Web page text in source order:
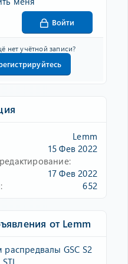
Войти
нет учётной записи?
Lemm
15 Фев 2022
17 Фев 2022
652
от Lemm
GSC S2